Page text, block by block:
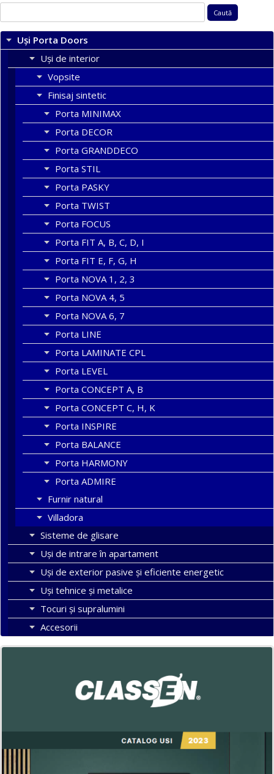
după:
Uși Porta Doors
Uși de interior
Vopsite
Finisaj sintetic
Porta MINIMAX
Porta DECOR
Porta GRANDDECO
Porta STIL
Porta PASKY
Porta TWIST
Porta FOCUS
Porta FIT A, B, C, D, I
Porta FIT E, F, G, H
Porta NOVA 1, 2, 3
Porta NOVA 4, 5
Porta NOVA 6, 7
Porta LINE
Porta LAMINATE CPL
Porta LEVEL
Porta CONCEPT A, B
Porta CONCEPT C, H, K
Porta INSPIRE
Porta BALANCE
Porta HARMONY
Porta ADMIRE
Furnir natural
Villadora
Sisteme de glisare
Uși de intrare în apartament
Uşi de exterior pasive şi eficiente energetic
Uși tehnice și metalice
Tocuri şi supralumini
Accesorii